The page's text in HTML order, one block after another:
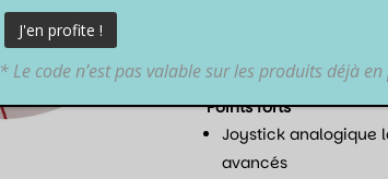
pour dominer chaque
Points forts
Joystick analogique
avancés
* Le code n’est pas valable sur les produits déjà